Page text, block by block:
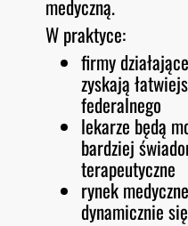
medyczną.
W praktyce:
firmy
zyskają
federalnego
lekarze będą
bardziej
terapeutyczne
rynek
dynamicznie